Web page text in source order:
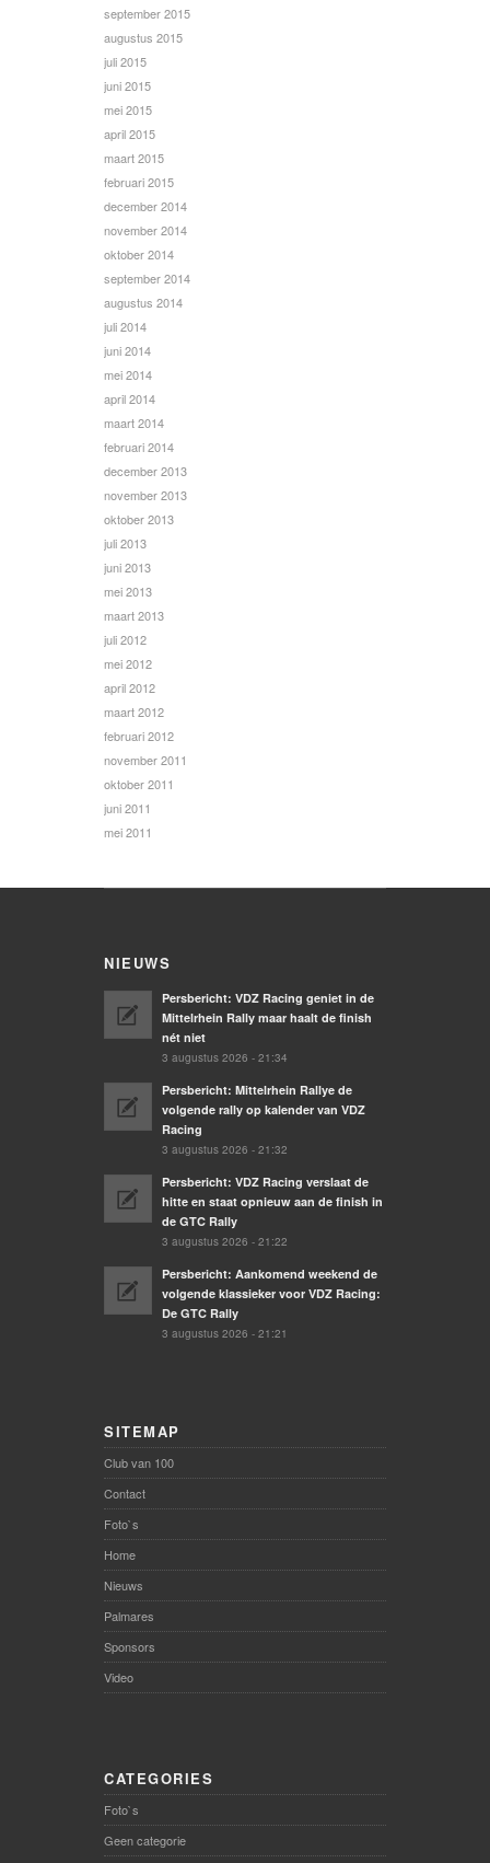
september 2015
augustus 2015
juli 2015
juni 2015
mei 2015
april 2015
maart 2015
februari 2015
december 2014
november 2014
oktober 2014
september 2014
augustus 2014
juli 2014
juni 2014
mei 2014
april 2014
maart 2014
februari 2014
december 2013
november 2013
oktober 2013
juli 2013
juni 2013
mei 2013
maart 2013
juli 2012
mei 2012
april 2012
maart 2012
februari 2012
november 2011
oktober 2011
juni 2011
mei 2011
NIEUWS
Persbericht: VDZ Racing geniet in de
Mittelrhein Rally maar haalt de finish
nét niet
3 augustus 2026 - 21:34
Persbericht: Mittelrhein Rallye de
volgende rally op kalender van VDZ
Racing
3 augustus 2026 - 21:32
Persbericht: VDZ Racing verslaat de
hitte en staat opnieuw aan de finish in
de GTC Rally
3 augustus 2026 - 21:22
Persbericht: Aankomend weekend de
volgende klassieker voor VDZ Racing:
De GTC Rally
3 augustus 2026 - 21:21
SITEMAP
Club van 100
Contact
Foto`s
Home
Nieuws
Palmares
Sponsors
Video
CATEGORIES
Foto`s
Geen categorie